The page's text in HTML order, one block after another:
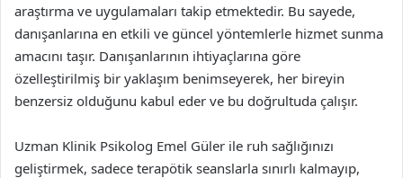
araştırma ve uygulamaları takip etmektedir. Bu sayede,
danışanlarına en etkili ve güncel yöntemlerle hizmet sunma
amacını taşır. Danışanlarının ihtiyaçlarına göre
özelleştirilmiş bir yaklaşım benimseyerek, her bireyin
benzersiz olduğunu kabul eder ve bu doğrultuda çalışır.
Uzman Klinik Psikolog Emel Güler ile ruh sağlığınızı
geliştirmek, sadece terapötik seanslarla sınırlı kalmayıp,